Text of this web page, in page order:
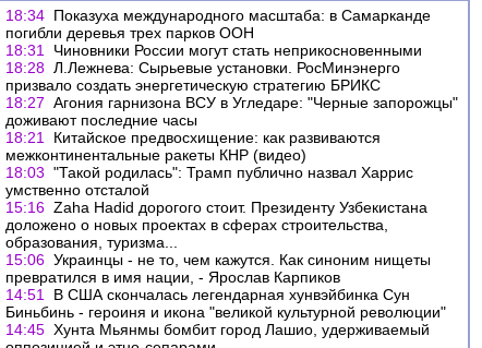
18:34 Показуха международного масштаба: в Самарканде
погибли деревья трех парков ООН
18:31
Чиновники России могут стать неприкосновенными
18:28 Л.Лежнева: Сырьевые установки. РосМинэнерго
призвало создать энергетическую стратегию БРИКС
18:27 Агония гарнизона ВСУ в Угледаре: "Черные запорожцы"
доживают последние часы
18:21
Китайское предвосхищение: как развиваются
межконтинентальные ракеты КНР (видео)
18:03 "Такой родилась": Трамп публично назвал Харрис
умственно отсталой
15:16 Zaha Hadid дорогого стоит. Президенту Узбекистана
доложено о новых проектах в сферах строительства,
образования, туризма...
15:06 Украинцы - не то, чем кажутся. Как синоним нищеты
превратился в имя нации, - Ярослав Карпиков
14:51
В США скончалась легендарная хунвэйбинка Сун
Биньбинь - героиня и икона "великой культурной революции"
14:45 Хунта Мьянмы бомбит город Лашио, удерживаемый